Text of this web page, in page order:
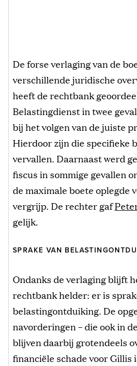
De forse verlaging van de
verschillende juridische
heeft de rechtbank
Belastingdienst in twee
bij het volgen van de juiste
Hierdoor zijn die specifieke
vervallen. Daarnaast werd
fiscus in sommige gevallen
de maximale boete oplegde
vergrijp. De rechter gaf
gelijk.
SPRAKE VAN
Ondanks de verlaging blijft
rechtbank helder: er is
belastingontduiking. De
navorderingen – die ook in
blijven daarbij grotendeels
financiële schade voor Gillis